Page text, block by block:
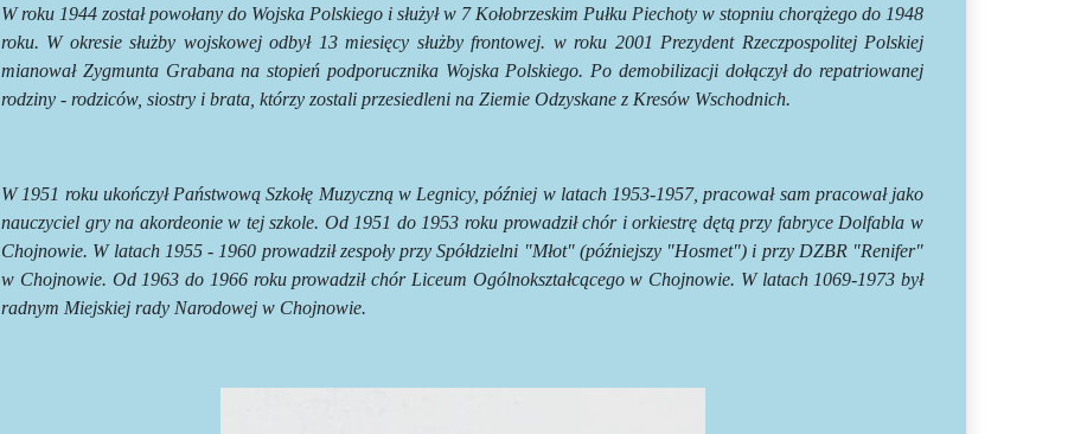
W roku 1944 został powołany do Wojska Polskiego i służył w 7 Kołobrzeskim Pułku Piechoty w stopniu chorążego do 1948
roku. W okresie służby wojskowej odbył 13 miesięcy służby frontowej. w roku 2001 Prezydent Rzeczpospolitej Polskiej
mianował Zygmunta Grabana na stopień podporucznika Wojska Polskiego. Po demobilizacji dołączył do repatriowanej
rodziny - rodziców, siostry i brata, którzy zostali przesiedleni na Ziemie Odzyskane z Kresów Wschodnich.
W 1951 roku ukończył Państwową Szkołę Muzyczną w Legnicy, później w latach 1953-1957, pracował sam pracował jako
nauczyciel gry na akordeonie w tej szkole. Od 1951 do 1953 roku prowadził chór i orkiestrę dętą przy fabryce Dolfabla w
Chojnowie. W latach 1955 - 1960 prowadził zespoły przy Spółdzielni "Młot" (późniejszy "Hosmet") i przy DZBR "Renifer"
w Chojnowie. Od 1963 do 1966 roku prowadził chór Liceum Ogólnokształcącego w Chojnowie. W latach 1069-1973 był
radnym Miejskiej rady Narodowej w Chojnowie.